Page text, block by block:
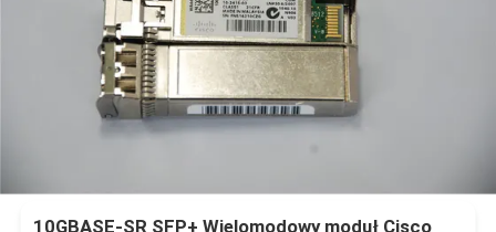
10GBASE-SR SFP+ Wielomodowy moduł Cisco